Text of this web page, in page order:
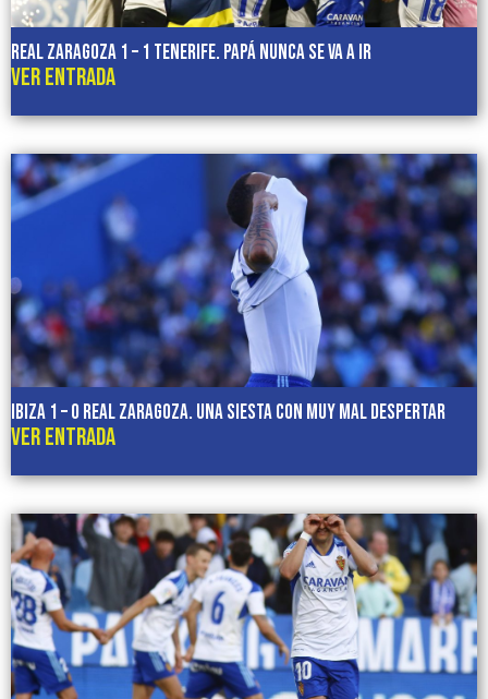
REAL ZARAGOZA 1 – 1 TENERIFE. Papá nunca se va a ir
VER ENTRADA
IBIZA 1 – 0 REAL ZARAGOZA. Una siesta con muy mal despertar
VER ENTRADA